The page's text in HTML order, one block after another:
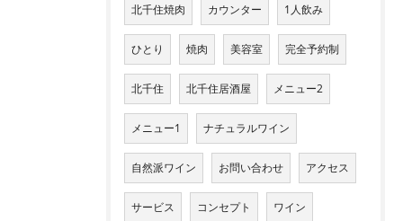
北千住焼肉 カウンター 1人飲み
ひとり 焼肉 美容室 完全予約制
北千住 北千住居酒屋 メニュー2
メニュー1 ナチュラルワイン
自然派ワイン お問い合わせ アクセス
サービス コンセプト ワイン